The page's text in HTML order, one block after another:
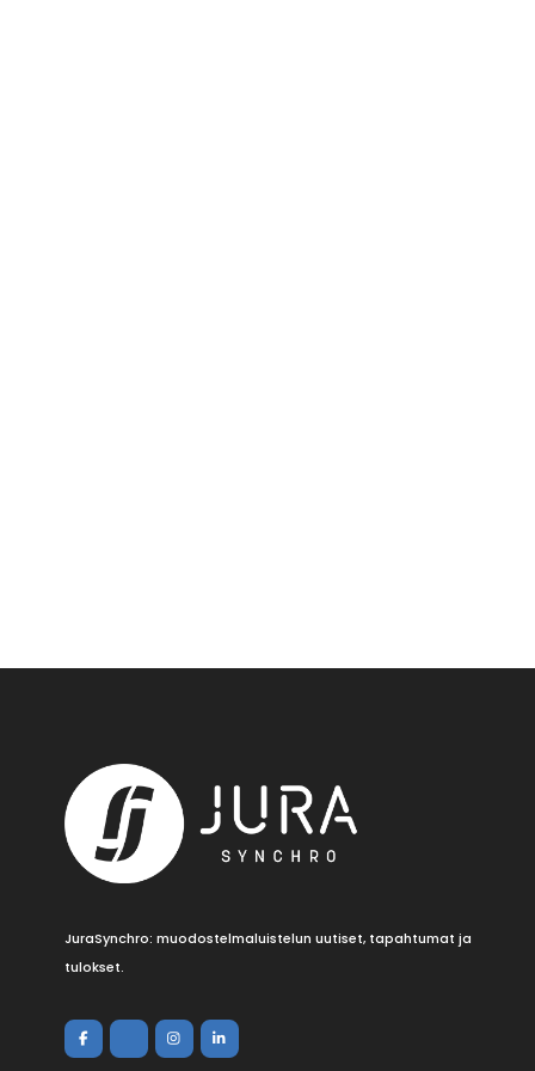
JuraSynchro: muodostelmaluistelun uutiset, tapahtumat ja
tulokset.